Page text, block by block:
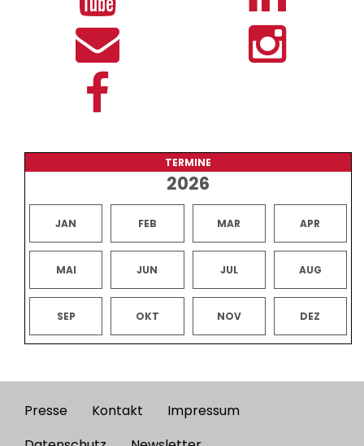
TERMINE
2026
JAN FEB MAR APR
MAI JUN JUL AUG
SEP OKT NOV DEZ
Footer
Presse Kontakt
Impressum